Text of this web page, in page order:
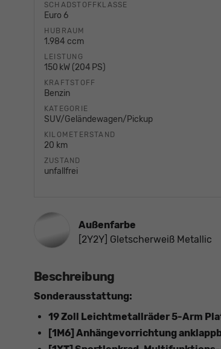
SCHADSTOFFKLASSE
Euro 6
HUBRAUM
1.984 ccm
LEISTUNG
150 kW (204 PS)
KRAFTSTOFF
Benzin
KATEGORIE
SUV/Geländewagen/Pickup
KILOMETERSTAND
20 km
ZUSTAND
unfallfrei
Außenfarbe
[2Y2Y] Gletscherweiß Metallic
Beschreibung
Sonderausstattung:
19 Zoll Leichtmetallräder 5-Arm
[1M6] Anhängevorrichtung